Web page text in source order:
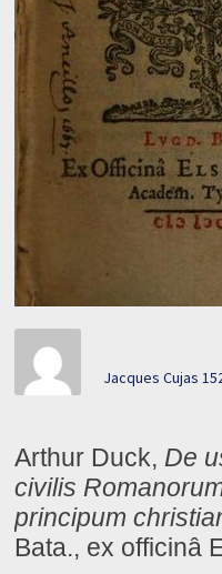
Jacques Cujas
Arthur Duck, De
civilis
principum
Bata., ex officinâ